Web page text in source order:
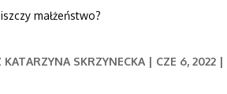
małżeństwo?
KATARZYNA SKRZYNECKA | CZE 6, 2022 |